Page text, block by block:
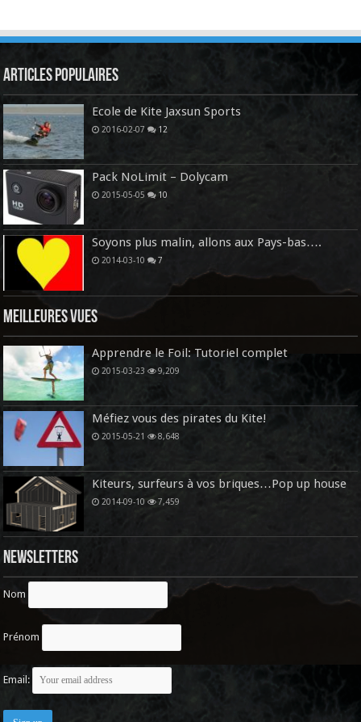
Articles Populaires
Ecole de Kite Jaxsun Sports
2016-02-07 12
Pack NoLimit – Dolycam
2015-05-05 10
Soyons plus malin, allons aux Pays-bas….
2014-03-10 7
Meilleures vues
Apprendre le Foil: Tutoriel complet
2015-03-23 9,209
Méfiez vous des pirates du Kite!
2015-05-21 8,648
Kiteurs, surfeurs à vos briques…Pop up house
2014-09-10 7,459
Newsletters
Nom
Prénom
Email: